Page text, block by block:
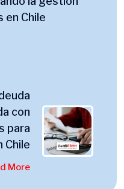
en Chile
con
para
Chile
More